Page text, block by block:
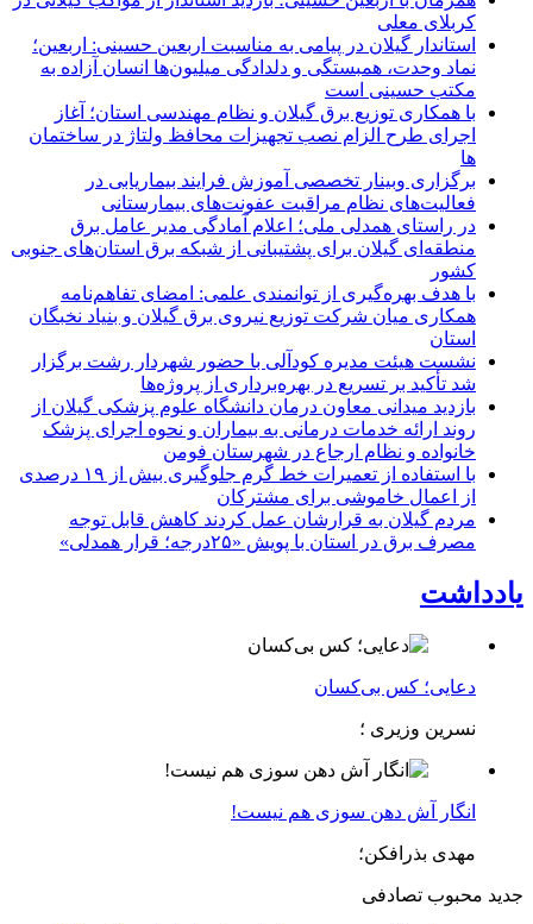
کربلای معلی
استاندار گیلان در پیامی به مناسبت اربعین حسینی: اربعین؛
نماد وحدت، همبستگی و دلدادگی میلیون‌ها انسان آزاده به
مکتب حسینی است
با همکاری توزیع برق گیلان و نظام مهندسی استان؛ آغاز
اجرای طرح الزام نصب تجهیزات محافظ ولتاژ در ساختمان
ها
برگزاری وبینار تخصصی آموزش فرایند بیماریابی در
فعالیت‌های نظام مراقبت عفونت‌های بیمارستانی
در راستای همدلی ملی؛ اعلام آمادگی مدیر عامل برق
منطقه‌ای گیلان برای پشتیبانی از شبكه برق استان‌های جنوبی
كشور
با هدف بهره‌گیری از توانمندی علمی: امضای تفاهم‌نامه
همكاری میان شركت توزیع نیروی برق گیلان و بنیاد نخبگان
استان
نشست هیئت مدیره کودآلی با حضور شهردار رشت برگزار
شد تأکید بر تسریع در بهره‌برداری از پروژه‌ها
بازدید میدانی معاون درمان دانشگاه علوم پزشکی گیلان از
روند ارائه خدمات درمانی به بیماران و نحوه اجرای پزشک
خانواده و نظام ارجاع در شهرستان فومن
با استفاده از تعمیرات خط گرم جلوگیری بیش از ۱۹ درصدی
از اعمال خاموشی برای مشتركان
مردم گیلان به قرارشان عمل کردند كاهش قابل توجه
مصرف برق در استان با پویش «۲۵درجه؛ قرار همدلی»
یادداشت
دعایی؛ کس بی‌کسان
نسرین وزیری ؛
انگار آش دهن سوزی هم نیست!
مهدی بذرافکن؛
جدید محبوب تصادفی